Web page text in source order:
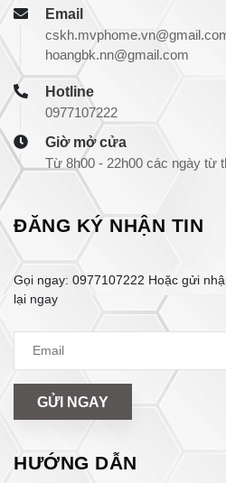
Email
hoangbk.nn@gmail.com
Hotline
0977107222
Giờ mở cửa
Từ 8h00 - 22h00 các ngày từ
ĐĂNG KÝ NHẬN TIN
Gọi ngay: 0977107222 Hoặc gửi
lại ngay
GỬI NGAY
HƯỚNG DẪN